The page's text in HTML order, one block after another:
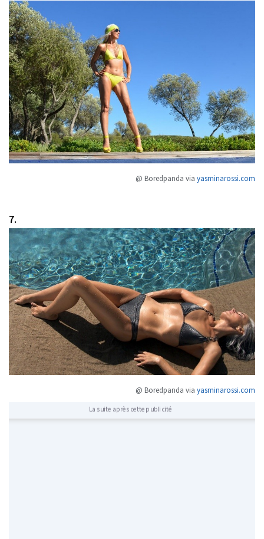
@ Boredpanda via yasminarossi.com
7.
@ Boredpanda via yasminarossi.com
La suite après cette publicité